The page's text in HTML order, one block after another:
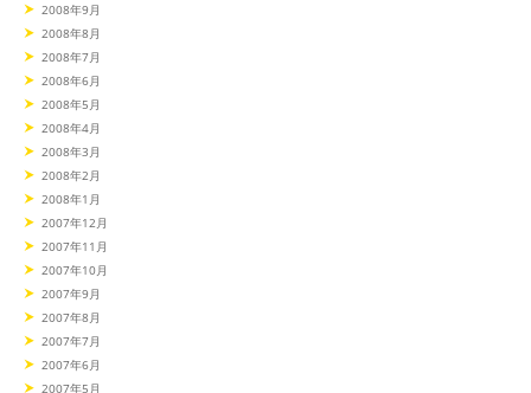
2008年9月
2008年8月
2008年7月
2008年6月
2008年5月
2008年4月
2008年3月
2008年2月
2008年1月
2007年12月
2007年11月
2007年10月
2007年9月
2007年8月
2007年7月
2007年6月
2007年5月